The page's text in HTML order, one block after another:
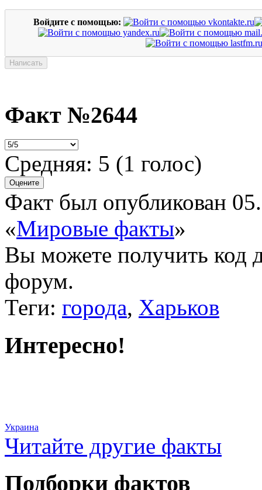
Войдите с помощью:
Факт №2644
Средняя: 5 (1 голос)
Факт был опубликован
«Мировые факты»
Вы можете получить код
форум.
Теги: города, Харьков
Интересно!
Украина
Читайте другие факты
Подборки фактов